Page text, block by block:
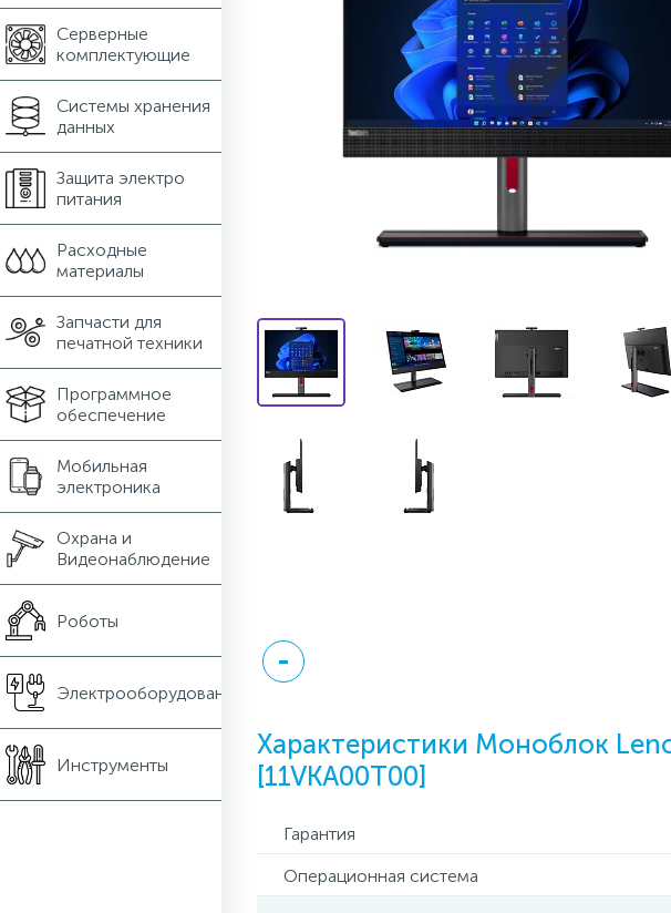
Серверные
комплектующие
Системы хранения
данных
Защита электро
питания
Расходные
материалы
Запчасти для
печатной техники
Программное
обеспечение
Мобильная
электроника
Охрана и
Видеонаблюдение
Роботы
Электрооборудование
Инструменты
Характеристики Моноблок
[11VKA00T00]
Гарантия
Операционная система